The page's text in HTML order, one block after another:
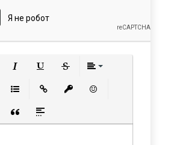
Вставка скрытого текста
Вставка цитаты
Вставка спойлера